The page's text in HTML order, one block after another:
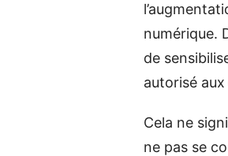
numérique.
de
autorisé
Cela ne
ne pas se